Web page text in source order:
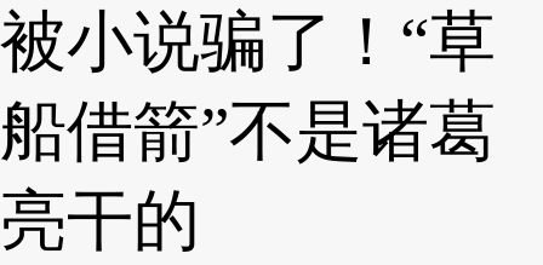
被小说骗了！“草
船借箭”不是诸葛
亮干的